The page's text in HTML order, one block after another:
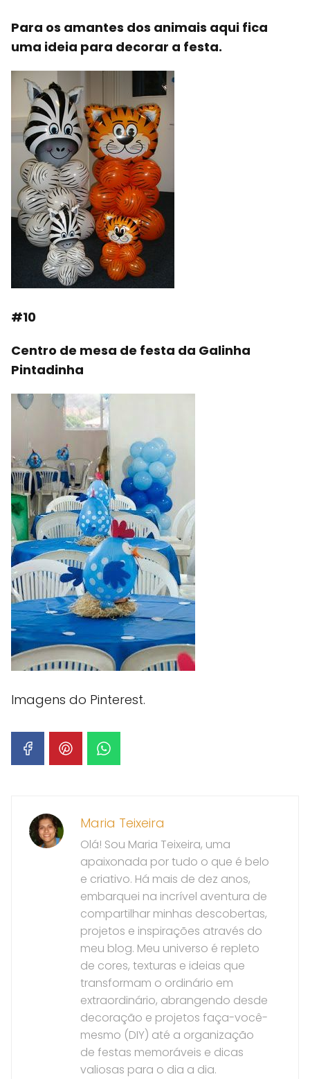
Para os amantes dos animais aqui fica
uma ideia para decorar a festa.
#10
Centro de mesa de festa da Galinha
Pintadinha
Imagens do Pinterest.
Maria Teixeira
Olá! Sou Maria Teixeira, uma
apaixonada por tudo o que é belo
e criativo. Há mais de dez anos,
embarquei na incrível aventura de
compartilhar minhas descobertas,
projetos e inspirações através do
meu blog. Meu universo é repleto
de cores, texturas e ideias que
transformam o ordinário em
extraordinário, abrangendo desde
decoração e projetos faça-você-
mesmo (DIY) até a organização
de festas memoráveis e dicas
valiosas para o dia a dia.